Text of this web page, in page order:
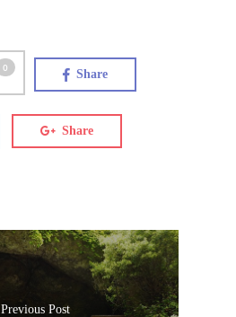
0 Share
Share
Previous Post
รถบัส
เดินทาง
ทัวร์
สาระน่ารู้
VIDEO
ภาพประทับใจ